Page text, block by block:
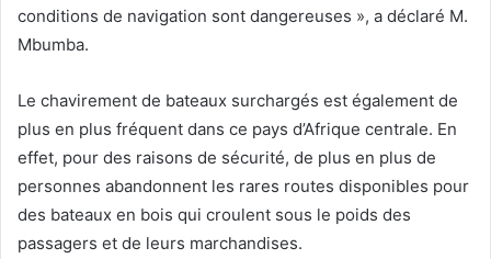
conditions de navigation sont dangereuses », a déclaré M.
Mbumba.
Le chavirement de bateaux surchargés est également de
plus en plus fréquent dans ce pays d’Afrique centrale. En
effet, pour des raisons de sécurité, de plus en plus de
personnes abandonnent les rares routes disponibles pour
des bateaux en bois qui croulent sous le poids des
passagers et de leurs marchandises.